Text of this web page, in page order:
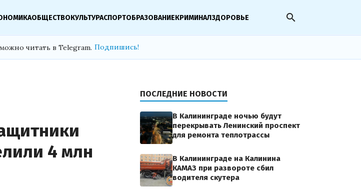
ОБЩЕСТВОКУЛЬТУРАСПОРТОБРАЗОВАНИЕКРИМИНАЛЗДОРОВЬЕ search
читать в Telegram. Подпишись!
4 млн
ПОСЛЕДНИЕ НОВОСТИ
В Калининграде ночью будут
перекрывать Ленинский проспект
для ремонта теплотрассы
В Калининграде на Калинина
КАМАЗ при развороте сбил
водителя скутера